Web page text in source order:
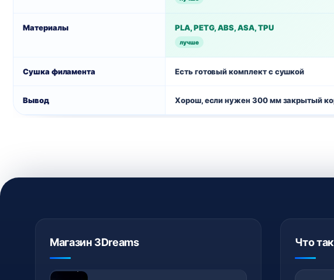
Материалы PLA, PETG, ABS, ASA, TPU
лучше
Сушка филамента Есть готовый комплект с сушкой
Вывод Хорош, если нужен 300 мм закрытый
Магазин 3Dreams Что